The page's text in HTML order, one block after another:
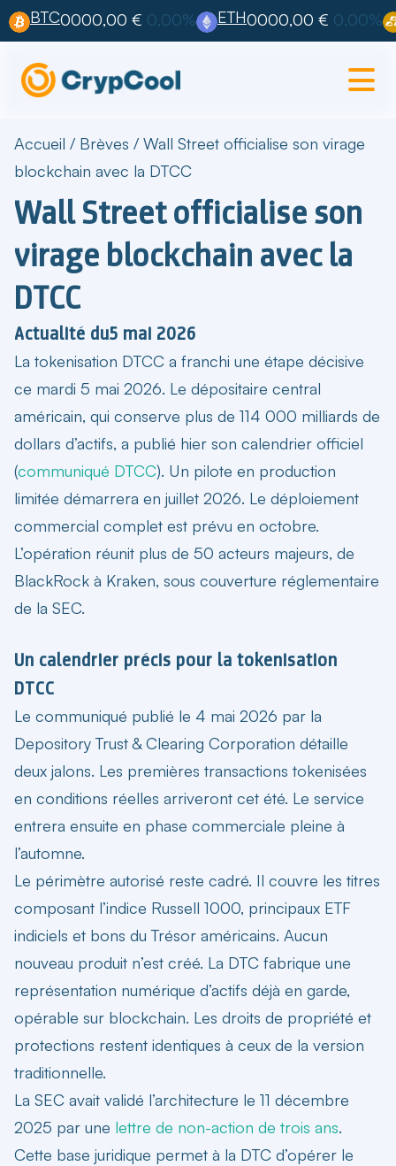
BTC0000,00 € 0,00% ETH0000,00 € 0,00%
Accueil / Brèves / Wall Street officialise son virage
blockchain avec la DTCC
Wall Street officialise son
virage blockchain avec la
DTCC
Actualité du5 mai 2026
La tokenisation DTCC a franchi une étape décisive
ce mardi 5 mai 2026. Le dépositaire central
américain, qui conserve plus de 114 000 milliards de
dollars d’actifs, a publié hier son calendrier officiel
(communiqué DTCC). Un pilote en production
limitée démarrera en juillet 2026. Le déploiement
commercial complet est prévu en octobre.
L’opération réunit plus de 50 acteurs majeurs, de
BlackRock à Kraken, sous couverture réglementaire
de la SEC.
Un calendrier précis pour la tokenisation
DTCC
Le communiqué publié le 4 mai 2026 par la
Depository Trust & Clearing Corporation détaille
deux jalons. Les premières transactions tokenisées
en conditions réelles arriveront cet été. Le service
entrera ensuite en phase commerciale pleine à
l’automne.
Le périmètre autorisé reste cadré. Il couvre les titres
composant l’indice Russell 1000, principaux ETF
indiciels et bons du Trésor américains. Aucun
nouveau produit n’est créé. La DTC fabrique une
représentation numérique d’actifs déjà en garde,
opérable sur blockchain. Les droits de propriété et
protections restent identiques à ceux de la version
traditionnelle.
La SEC avait validé l’architecture le 11 décembre
2025 par une lettre de non-action de trois ans.
Cette base juridique permet à la DTC d’opérer le